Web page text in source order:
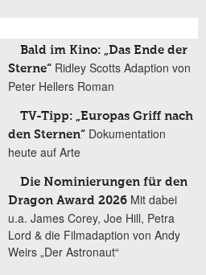
Bald im Kino: „Das Ende der
Sterne“ Ridley Scotts Adaption von
Peter Hellers Roman
TV-Tipp: „Europas Griff nach
den Sternen“ Dokumentation
heute auf Arte
Die Nominierungen für den
Dragon Award 2026 Mit dabei
u.a. James Corey, Joe Hill, Petra
Lord & die Filmadaption von Andy
Weirs „Der Astronaut“